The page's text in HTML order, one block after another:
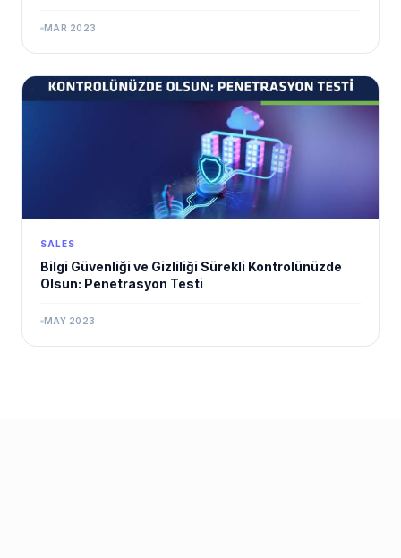
MAR 2023
SALES
Bilgi Güvenliği ve Gizliliği Sürekli Kontrolünüzde
Olsun: Penetrasyon Testi
MAY 2023